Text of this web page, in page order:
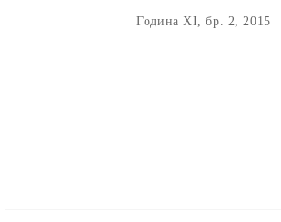
Година XI, бр. 2, 2015